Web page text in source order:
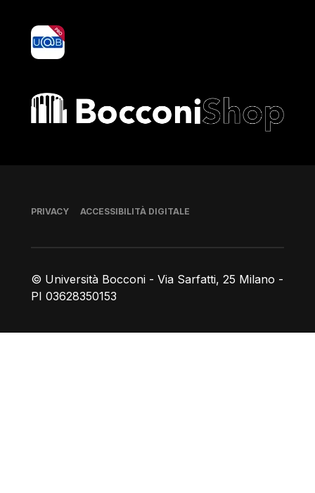
yoU@B
Bocconi shop
© Università Bocconi - Via Sarfatti, 25 Milano -
PI 03628350153
Piè di pagina
PRIVACY ACCESSIBILITÀ DIGITALE